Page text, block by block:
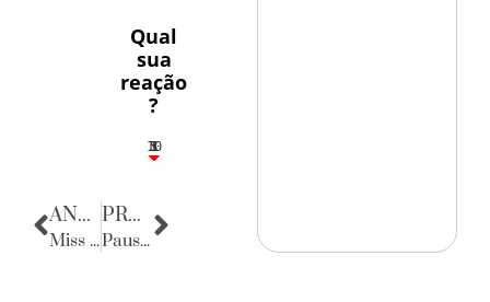
Qual
sua
reação
?
5
1
1
3
10
ANTERIOR
Miss Brasil nunca mais outra vez
PRÓXIMA
Pausa Poética